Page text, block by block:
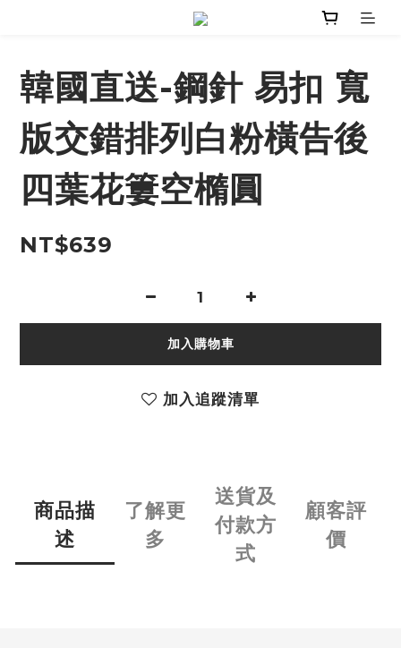
韓國直送-鋼針 易扣 寬
版交錯排列白粉橫告後
四葉花簍空橢圓
NT$639
加入購物車
加入追蹤清單
商品描
述
了解更
多
送貨及
付款方
式
顧客評
價